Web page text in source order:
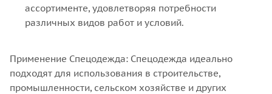
ассортименте, удовлетворяя потребности
различных видов работ и условий.
Применение Спецодежда: Спецодежда идеально
подходят для использования в строительстве,
промышленности, сельском хозяйстве и других